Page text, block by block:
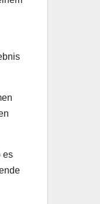
es